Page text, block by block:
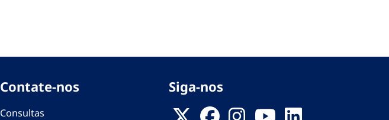
Contate-nos
Consultas
Siga-nos